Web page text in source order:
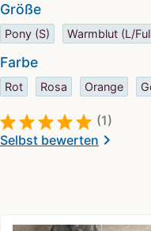
Größe
Pony (S) Warmblut (L/
Farbe
Rot Rosa Orange
(1)
Selbst bewertenchevron_right